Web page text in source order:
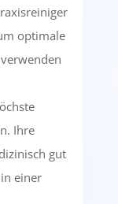
optimale
Ihre
gut
einer